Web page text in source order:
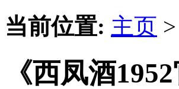
当前位置: 主页 >
《西凤酒